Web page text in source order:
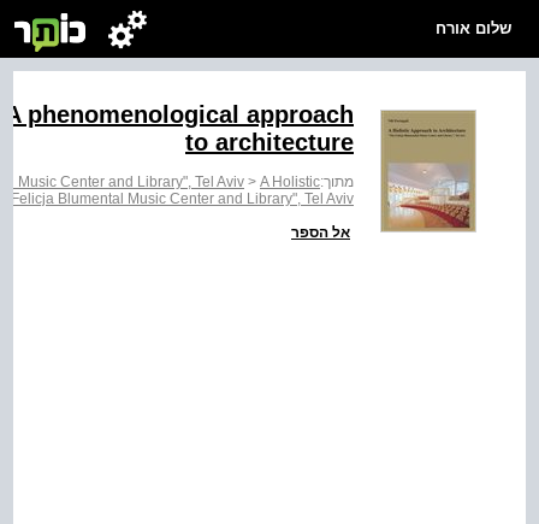
שלום אורח
phenomenological approach
to architecture
מתוך: Music Center and Library", Tel Aviv > A Holistic
Felicja Blumental Music Center and Library", Tel Aviv
אל הספר